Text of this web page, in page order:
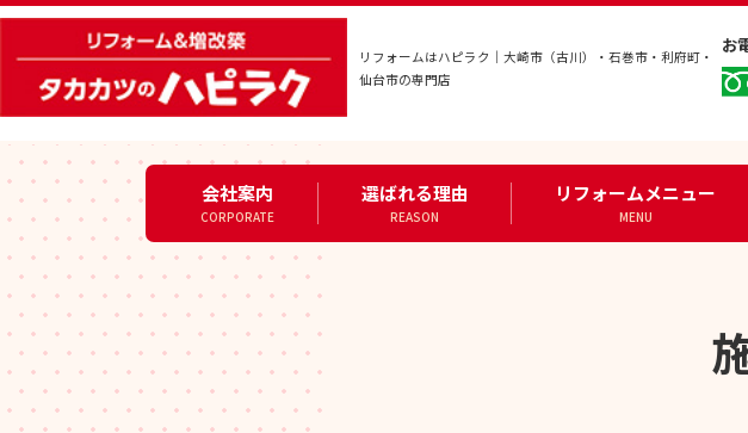
リフォームはハピラク｜大崎市（古川）・石巻市・利府町・
仙台市の専門店
お
会社案内
CORPORATE
選ばれる理由
REASON
リフォームメニュー
MENU